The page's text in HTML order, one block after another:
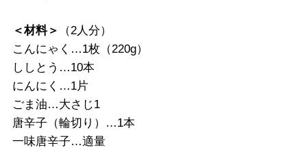
＜材料＞
（2人分）
こんにゃく…1枚（220g）
ししとう…10本
にんにく…1片
ごま油…大さじ1
唐辛子（輪切り）…1本
一味唐辛子…適量